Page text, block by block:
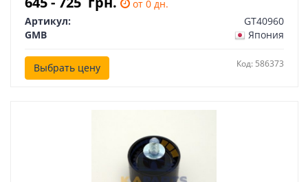
от 0 дн.
Артикул:
GT40960
GMB
Япония
Выбрать цену Код: 586373